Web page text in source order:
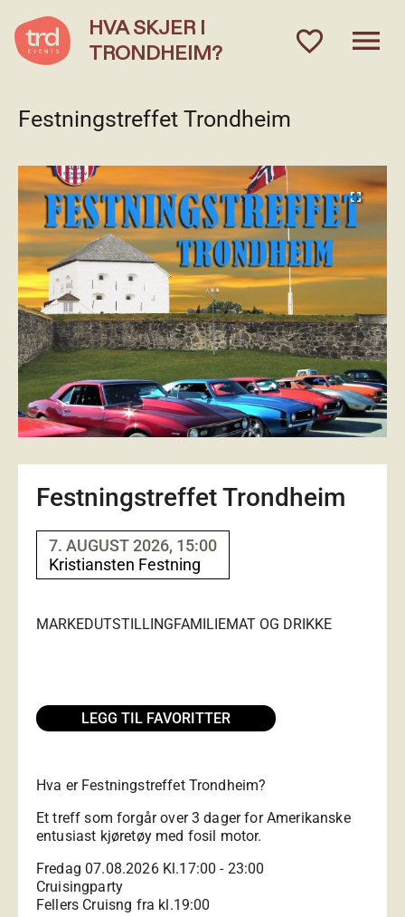
HVA SKJER I
TRONDHEIM?
favorite_outlinedmenu
Festningstreffet Trondheim
fullscreen
Festningstreffet Trondheim
7. AUGUST 2026, 15:00
Kristiansten Festning
MARKEDUTSTILLINGFAMILIEMAT OG DRIKKE
LEGG TIL FAVORITTER
Hva er Festningstreffet Trondheim?
Et treff som forgår over 3 dager for Amerikanske
entusiast kjøretøy med fosil motor.
Fredag 07.08.2026 Kl.17:00 - 23:00
Cruisingparty
Fellers Cruisng fra kl.19:00